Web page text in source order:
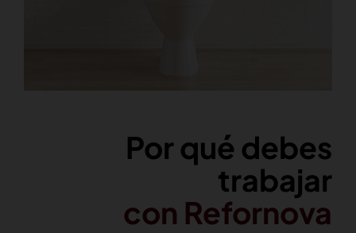
Por qué debes
trabajar
con Refornova